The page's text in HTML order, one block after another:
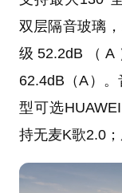
双层隔音玻璃
级52.2dB（
62.4dB（A）
型可选
持无麦K歌2.0；